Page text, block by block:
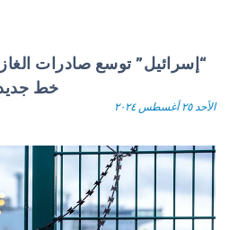
“إسرائيل” توسع صادرات
خط
الأحد ٢٥ أغسطس ٢٠٢٤